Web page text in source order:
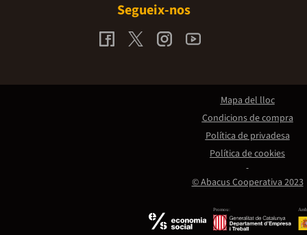
Segueix-nos
Promou:
© Abacus Cooperativa 2023
Mapa del lloc
Condicions de compra
Política de privadesa
Política de cookies